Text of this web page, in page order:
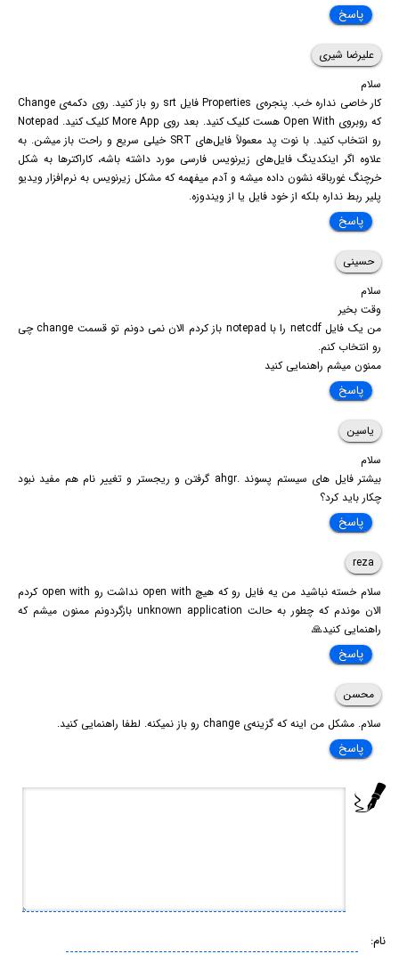
پاسخ
علیرضا شیری
سلام
کار خاصی نداره خب. پنجره‌ی Properties فایل srt رو باز کنید. روی دکمه‌ی Change
که روبروی Open With هست کلیک کنید. بعد روی More App کلیک کنید. Notepad
رو انتخاب کنید. با نوت پد معمولاً فایل‌های SRT خیلی سریع و راحت باز میشن. به
علاوه اگر اینکدینگ فایل‌های زیرنویس فارسی مورد داشته باشه، کاراکترها به شکل
خرچنگ غورباقه نشون داده میشه و آدم میفهمه که مشکل زیرنویس به نرم‌افزار ویدیو
پلیر ربط نداره بلکه از خود فایل یا از ویندوزه.
پاسخ
حسینی
سلام
وقت بخیر
من یک فایل netcdf را با notepad باز کردم الان نمی دونم تو قسمت change چی
رو انتخاب کنم.
ممنون میشم راهنمایی کنید
پاسخ
یاسین
سلام
بیشتر فایل های سیستم پسوند .ahgr گرفتن و ریجستر و تغییر نام هم مفید نبود
چکار باید کرد؟
پاسخ
reza
سلام خسته نباشید من یه فایل رو که هیچ open with نداشت رو open with کردم
الان موندم که چطور به حالت unknown application بازگردونم ممنون میشم که
راهنمایی کنید🙏
پاسخ
محسن
سلام. مشکل من اینه که گزینه‌ی change رو باز نمیکنه. لطفا راهنمایی کنید.
پاسخ
نام: